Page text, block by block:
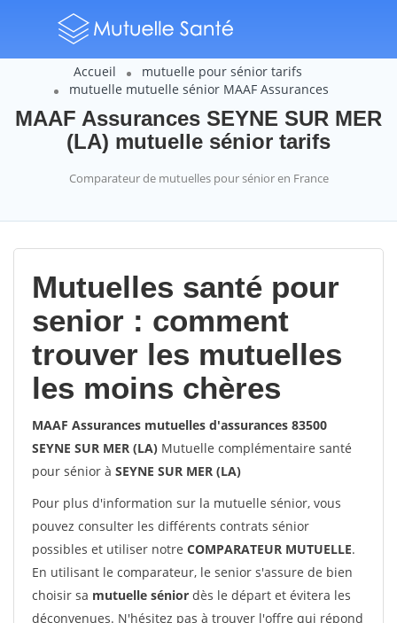
Accueil
mutuelle pour sénior tarifs
mutuelle mutuelle sénior MAAF Assurances
MAAF Assurances SEYNE SUR MER
(LA) mutuelle sénior tarifs
Comparateur de mutuelles pour sénior en France
Mutuelles santé pour
senior : comment
trouver les mutuelles
les moins chères
MAAF Assurances mutuelles d'assurances 83500
SEYNE SUR MER (LA) Mutuelle complémentaire santé
pour sénior à SEYNE SUR MER (LA)
Pour plus d'information sur la mutuelle sénior, vous
pouvez consulter les différents contrats sénior
possibles et utiliser notre COMPARATEUR MUTUELLE.
En utilisant le comparateur, le senior s'assure de bien
choisir sa mutuelle sénior dès le départ et évitera les
déconvenues. N'hésitez pas à trouver l'offre qui répond